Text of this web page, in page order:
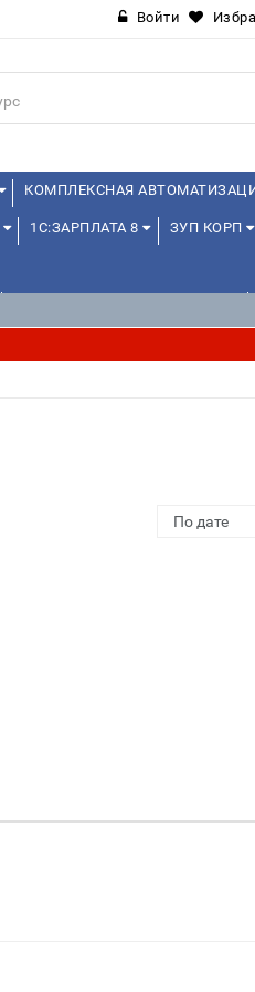
Войти
КОМПЛЕКСНАЯ
1С:ЗАРПЛАТА 8 ЗУП КОРП